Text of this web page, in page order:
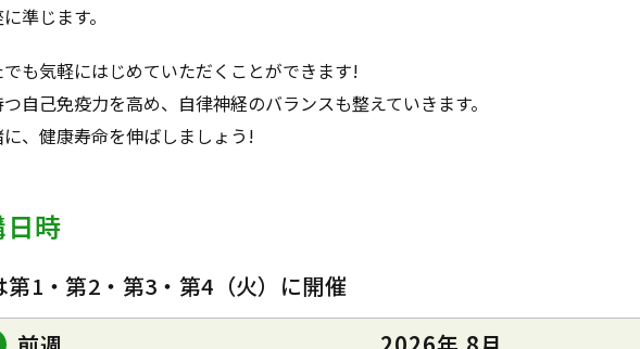
準じます。
でも気軽にはじめていただくことができます!
自己免疫力を高め、自律神経のバランスも整えていきます。
に、健康寿命を伸ばしましょう!
時
第1・第2・第3・第4（火）に開催